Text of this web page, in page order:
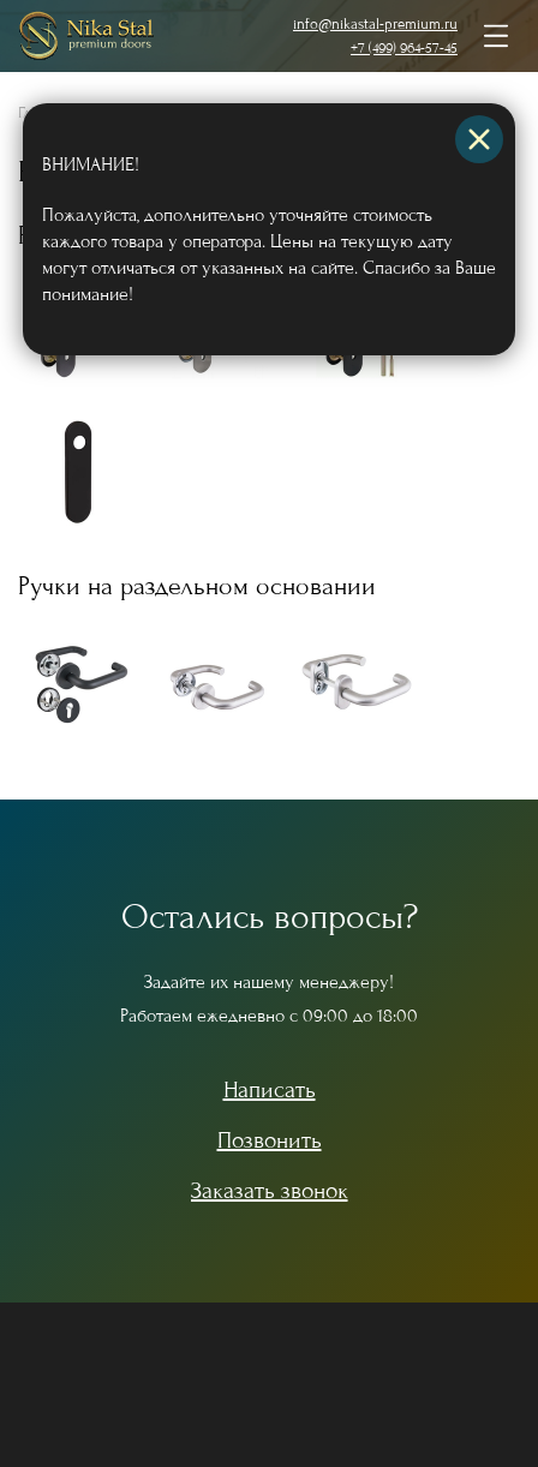
info@nikastal-premium.ru
+7 (499) 964-57-45
Главная
Ручки для противопожарных дверей
Ручки на планке
Ручки на раздельном основании
Остались вопросы?
Задайте их нашему менеджеру!
Работаем ежедневно с 09:00 до 18:00
Написать
Позвонить
Заказать звонок
ВНИМАНИЕ!
Пожалуйста, дополнительно уточняйте стоимость
каждого товара у оператора. Цены на текущую дату
могут отличаться от указанных на сайте. Спасибо за Ваше
понимание!